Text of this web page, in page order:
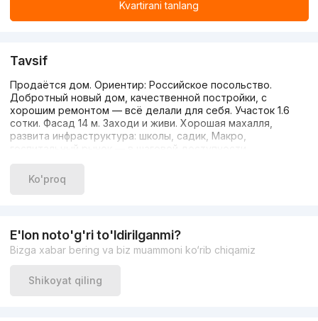
Kvartirani tanlang
Tavsif
Продаётся дом. Ориентир: Российское посольство.
Добротный новый дом, качественной постройки, с
хорошим ремонтом — всё делали для себя. Участок 1.6
сотки. Фасад 14 м. Заходи и живи. Хорошая махалля,
развита инфраструктура: школы, садик, Макро,
госпитальный рынок — в шаговой доступности.
двухконтурный котёл. Тёплый пол, кондиционер.
Подробности по телефону: 887066788.
Ko'proq
E'lon noto'g'ri to'ldirilganmi?
Bizga xabar bering va biz muammoni ko‘rib chiqamiz
Shikoyat qiling